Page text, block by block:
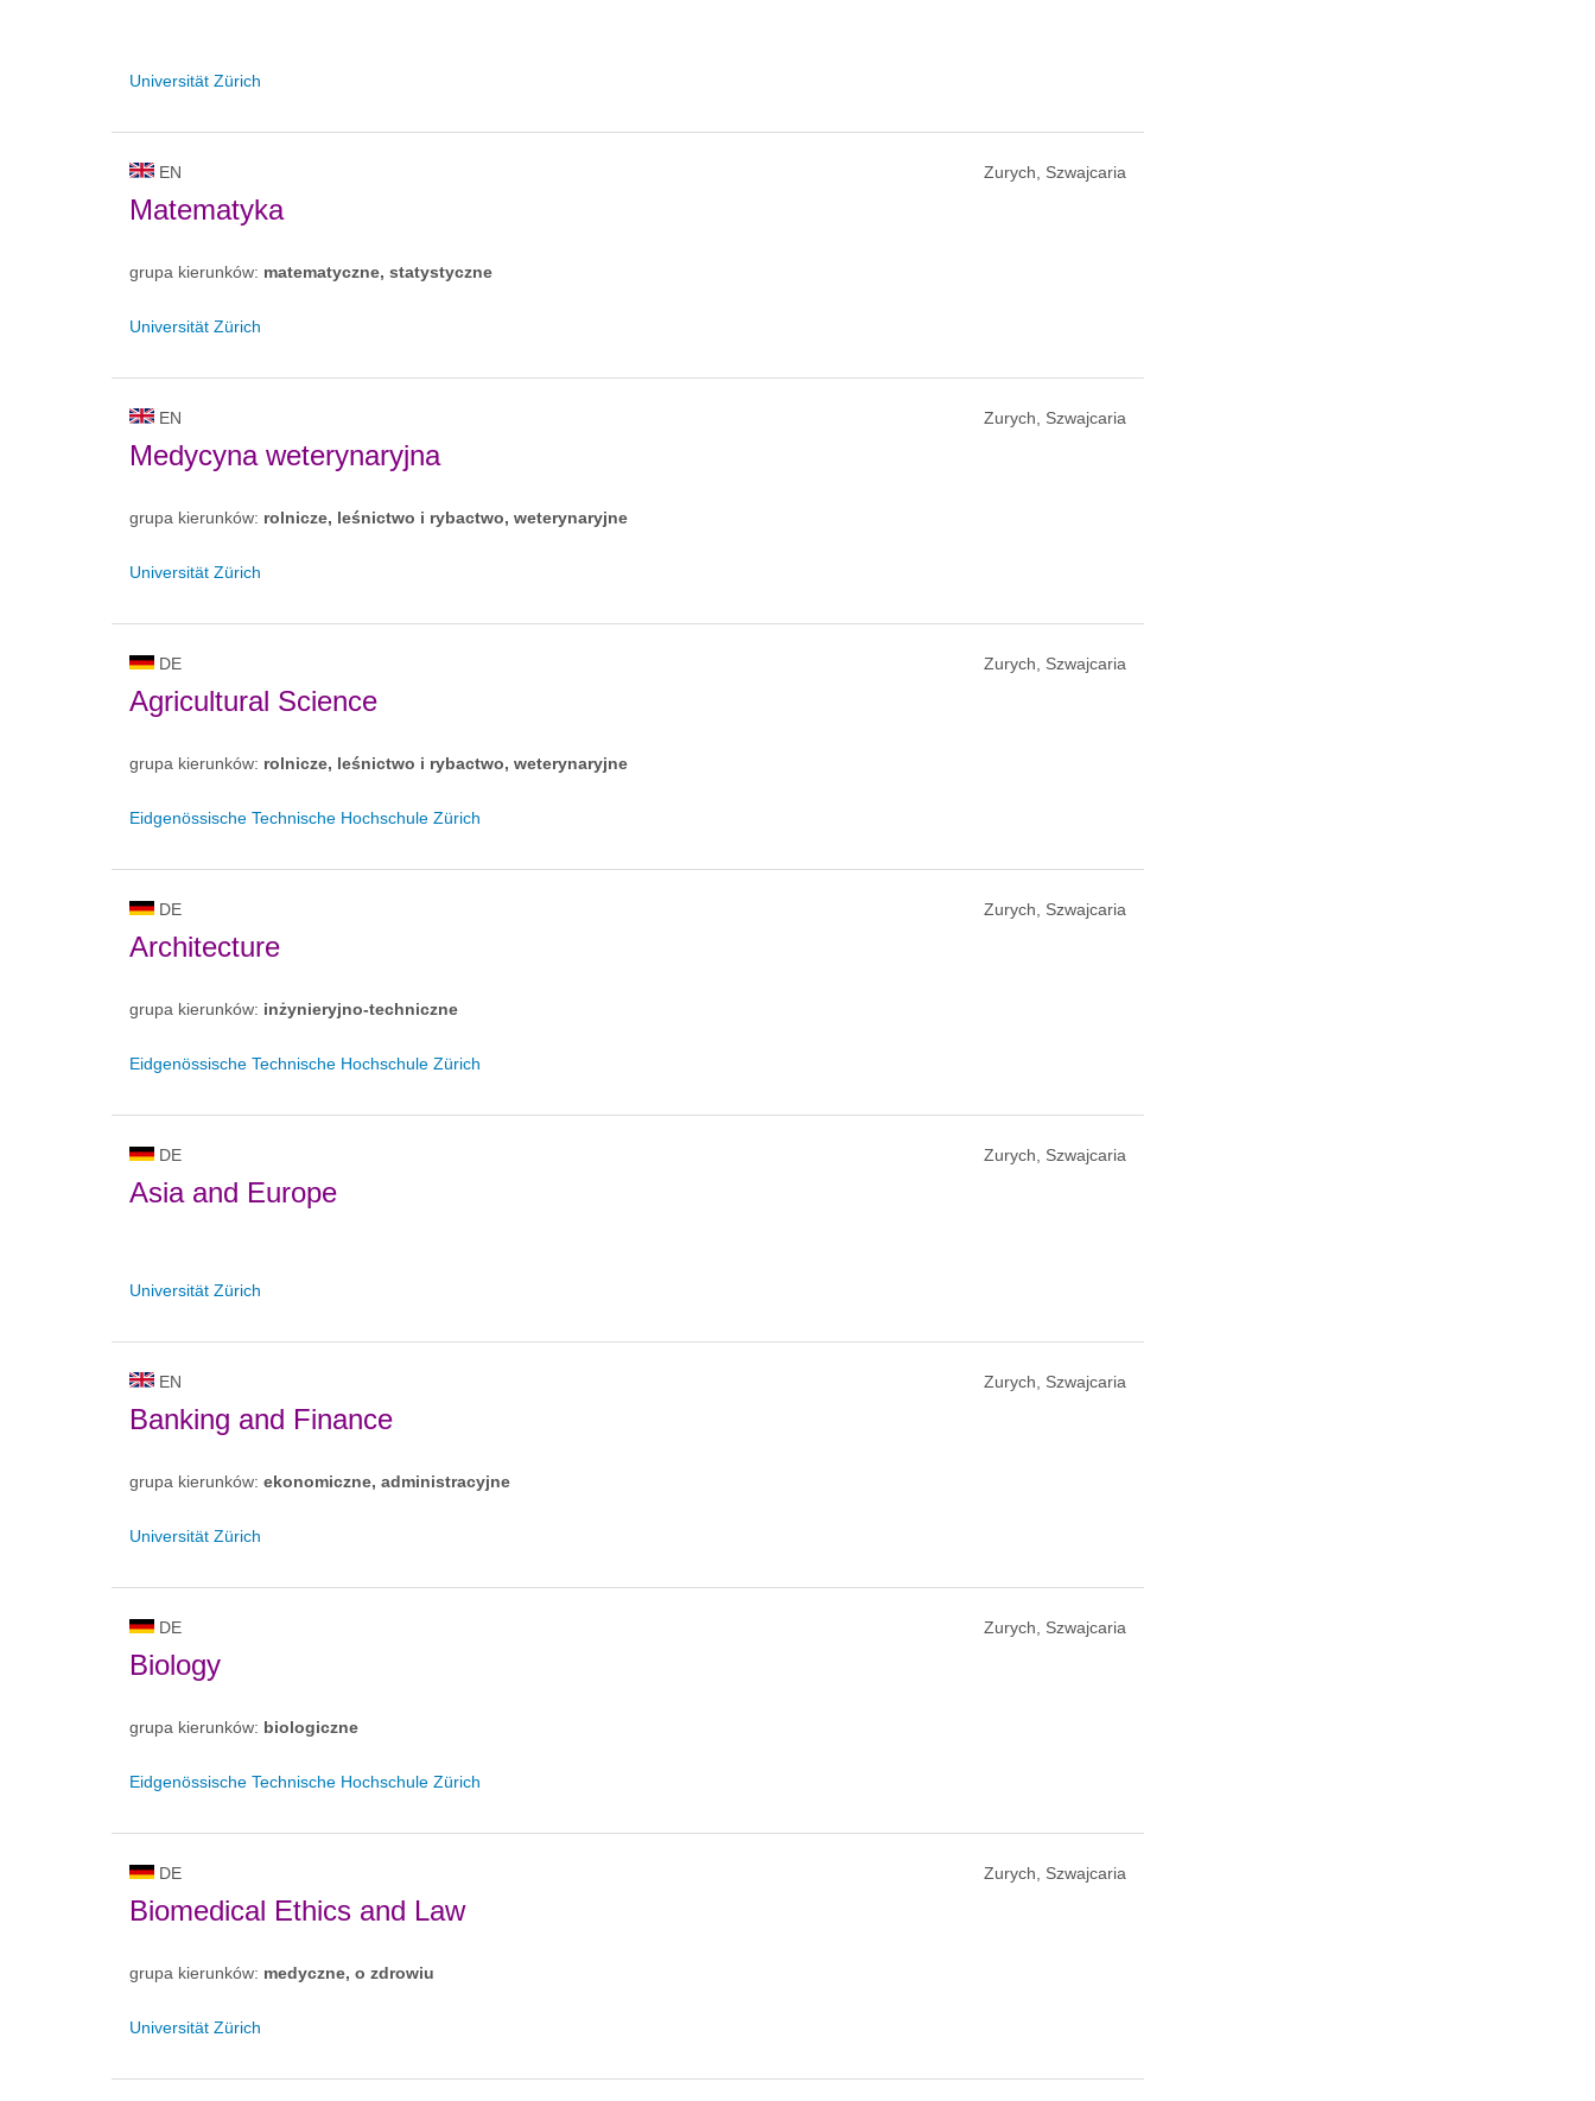
Universität Zürich
EN Zurych, Szwajcaria
Matematyka
grupa kierunków: matematyczne, statystyczne
Universität Zürich
EN Zurych, Szwajcaria
Medycyna weterynaryjna
grupa kierunków: rolnicze, leśnictwo i rybactwo, weterynaryjne
Universität Zürich
DE Zurych, Szwajcaria
Agricultural Science
grupa kierunków: rolnicze, leśnictwo i rybactwo, weterynaryjne
Eidgenössische Technische Hochschule Zürich
DE Zurych, Szwajcaria
Architecture
grupa kierunków: inżynieryjno-techniczne
Eidgenössische Technische Hochschule Zürich
DE Zurych, Szwajcaria
Asia and Europe
Universität Zürich
EN Zurych, Szwajcaria
Banking and Finance
grupa kierunków: ekonomiczne, administracyjne
Universität Zürich
DE Zurych, Szwajcaria
Biology
grupa kierunków: biologiczne
Eidgenössische Technische Hochschule Zürich
DE Zurych, Szwajcaria
Biomedical Ethics and Law
grupa kierunków: medyczne, o zdrowiu
Universität Zürich